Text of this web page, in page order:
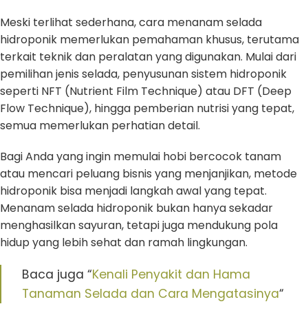
Meski terlihat sederhana, cara menanam selada
hidroponik memerlukan pemahaman khusus, terutama
terkait teknik dan peralatan yang digunakan. Mulai dari
pemilihan jenis selada, penyusunan sistem hidroponik
seperti NFT (Nutrient Film Technique) atau DFT (Deep
Flow Technique), hingga pemberian nutrisi yang tepat,
semua memerlukan perhatian detail.
Bagi Anda yang ingin memulai hobi bercocok tanam
atau mencari peluang bisnis yang menjanjikan, metode
hidroponik bisa menjadi langkah awal yang tepat.
Menanam selada hidroponik bukan hanya sekadar
menghasilkan sayuran, tetapi juga mendukung pola
hidup yang lebih sehat dan ramah lingkungan.
Baca juga “Kenali Penyakit dan Hama
Tanaman Selada dan Cara Mengatasinya“